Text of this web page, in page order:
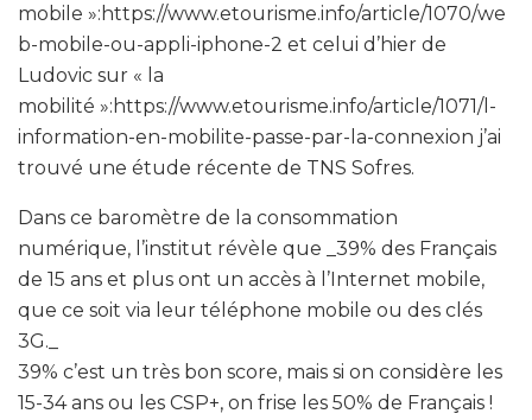
mobile »:https://www.etourisme.info/article/1070/we
b-mobile-ou-appli-iphone-2 et celui d’hier de
Ludovic sur « la
mobilité »:https://www.etourisme.info/article/1071/l-
information-en-mobilite-passe-par-la-connexion j’ai
trouvé une étude récente de TNS Sofres.
Dans ce baromètre de la consommation
numérique, l’institut révèle que _39% des Français
de 15 ans et plus ont un accès à l’Internet mobile,
que ce soit via leur téléphone mobile ou des clés
3G._
39% c’est un très bon score, mais si on considère les
15-34 ans ou les CSP+, on frise les 50% de Français !